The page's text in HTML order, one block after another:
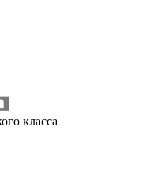
класса